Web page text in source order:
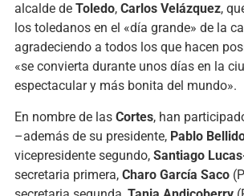
alcalde de Toledo, Carlos Velázquez,
los toledanos en el «día grande» de la
agradeciendo a todos los que hacen
«se convierta durante unos días en la
espectacular y más bonita del mundo».
En nombre de las Cortes, han
–además de su presidente, Pablo
vicepresidente segundo, Santiago
secretaria primera, Charo García Saco